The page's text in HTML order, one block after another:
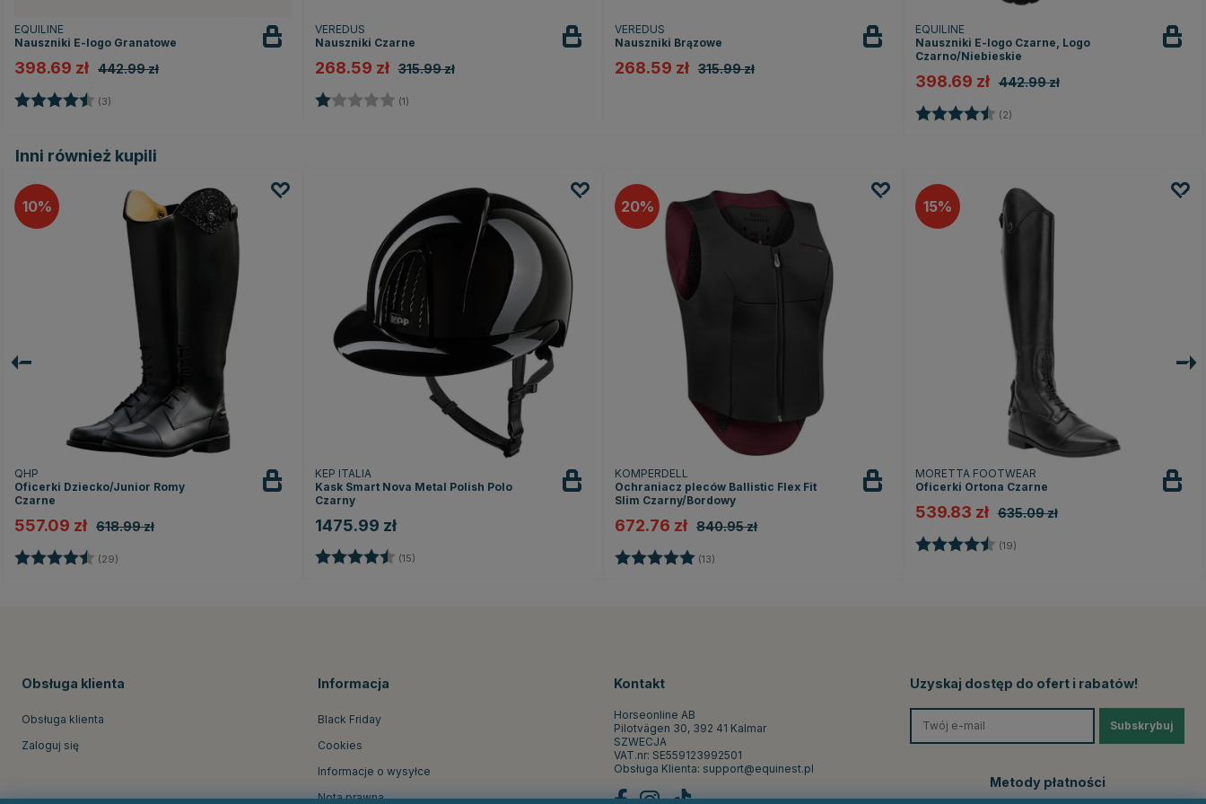
EQUILINE
Nauszniki E-logo Granatowe
398.69 zł 442.99 zł
Ocena: (3)
VEREDUS
Nauszniki Czarne
268.59 zł 315.99 zł
Ocena: (1)
VEREDUS
Nauszniki Brązowe
268.59 zł 315.99 zł
EQUILINE
Nauszniki E-logo Czarne, Logo
Czarno/Niebieskie
398.69 zł 442.99 zł
Ocena: (2)
Inni również kupili
10
QHP
Oficerki Dziecko/Junior Romy
Czarne
557.09 zł 618.99 zł
Ocena: (29)
KEP ITALIA
Kask Smart Nova Metal Polish Polo
Czarny
1475.99 zł
Ocena: (15)
20
KOMPERDELL
Ochraniacz pleców Ballistic Flex Fit
Slim Czarny/Bordowy
672.76 zł 840.95 zł
Ocena: (13)
15
MORETTA FOOTWEAR
Oficerki Ortona Czarne
539.83 zł 635.09 zł
Ocena: (19)
Obsługa klienta
Obsługa klienta
Zaloguj się
Informacja
Black Friday
Cookies
Informacje o wysyłce
Nota prawna
Kontakt
Horseonline AB
Pilotvägen 30, 392 41 Kalmar
SZWECJA
VAT.nr: SE559123992501
Obsługa Klienta: support@equinest.pl
Uzyskaj dostęp do ofert i rabatów!
Subskrybuj
Metody płatności